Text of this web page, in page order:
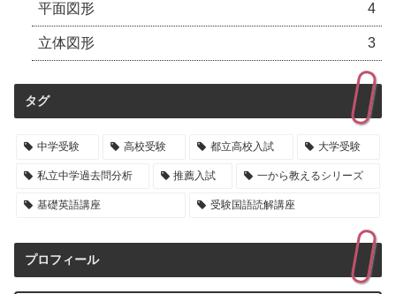
平面図形 4
立体図形 3
タグ
中学受験 高校受験 都立高校入試 大学受験
私立中学過去問分析 推薦入試 一から教えるシリーズ
基礎英語講座 受験国語読解講座
プロフィール